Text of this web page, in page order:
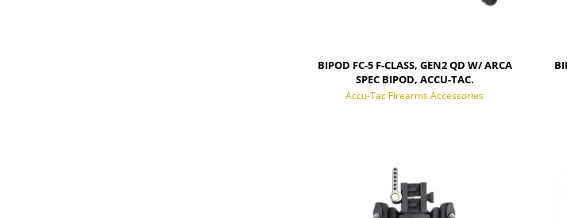
BIPOD FC-5 F-CLASS, GEN2 QD W/ ARCA
SPEC BIPOD, ACCU-TAC.
Accu-Tac Firearms Accessories